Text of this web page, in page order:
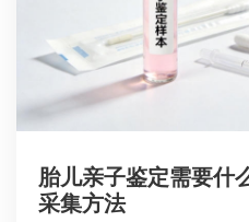
胎儿亲子鉴定需要什
采集方法